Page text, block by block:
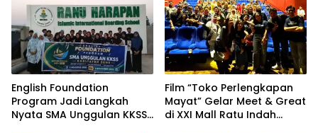
English Foundation
Program Jadi Langkah
Nyata SMA Unggulan KKSS
Film “Toko Perlengkapan
Mayat” Gelar Meet & Great
di XXI Mall Ratu Indah